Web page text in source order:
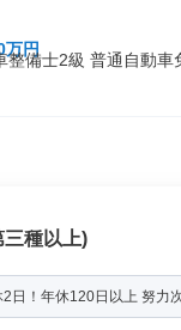
万円
整備士2級 普通自動車
三種以上)
2日！年休120日以上 努力